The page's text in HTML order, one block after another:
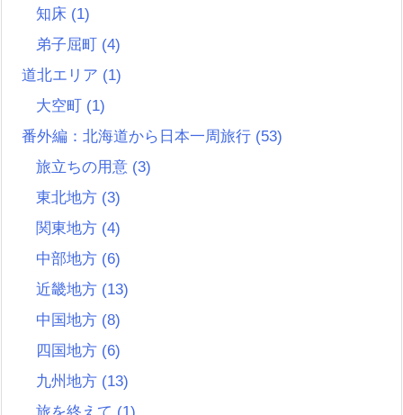
知床 (1)
弟子屈町 (4)
道北エリア (1)
大空町 (1)
番外編：北海道から日本一周旅行 (53)
旅立ちの用意 (3)
東北地方 (3)
関東地方 (4)
中部地方 (6)
近畿地方 (13)
中国地方 (8)
四国地方 (6)
九州地方 (13)
旅を終えて (1)